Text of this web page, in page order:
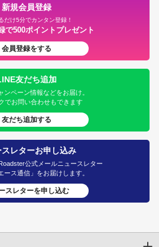
新規会員登録
だけ5分でカンタン登録！
で500ポイントプレゼント
会員登録をする
友だち追加
ンペーン情報などをお届け。
でお問い合わせもできます
友だち追加する
スレターお申し込み
公式メールニュースレター
ース通信」をお届けします。
スレターを申し込む